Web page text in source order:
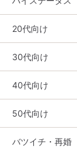
20代向け
30代向け
40代向け
50代向け
バツイチ・再婚